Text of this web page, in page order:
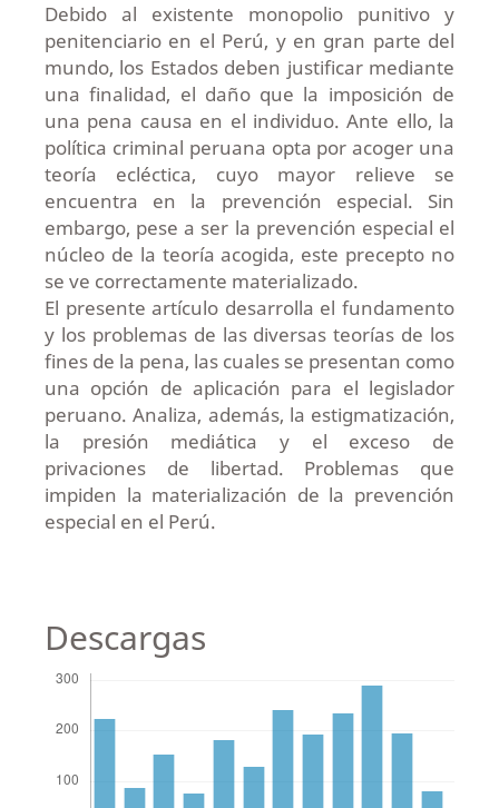
Debido al existente monopolio punitivo y
penitenciario en el Perú, y en gran parte del
mundo, los Estados deben justificar mediante
una finalidad, el daño que la imposición de
una pena causa en el individuo. Ante ello, la
política criminal peruana opta por acoger una
teoría ecléctica, cuyo mayor relieve se
encuentra en la prevención especial. Sin
embargo, pese a ser la prevención especial el
núcleo de la teoría acogida, este precepto no
se ve correctamente materializado.
El presente artículo desarrolla el fundamento
y los problemas de las diversas teorías de los
fines de la pena, las cuales se presentan como
una opción de aplicación para el legislador
peruano. Analiza, además, la estigmatización,
la presión mediática y el exceso de
privaciones de libertad. Problemas que
impiden la materialización de la prevención
especial en el Perú.
Descargas